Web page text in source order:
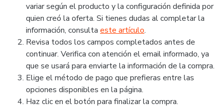
variar según el producto y la configuración definida por
quien creó la oferta. Si tienes dudas al completar la
información, consulta este artículo.
Revisa todos los campos completados antes de
continuar. Verifica con atención el email informado, ya
que se usará para enviarte la información de la compra.
Elige el método de pago que prefieras entre las
opciones disponibles en la página.
Haz clic en el botón para finalizar la compra.